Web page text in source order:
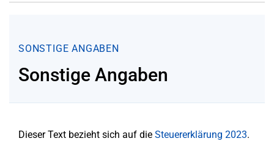
SONSTIGE ANGABEN
Sonstige Angaben
Dieser Text bezieht sich auf die Steuererklärung 2023.